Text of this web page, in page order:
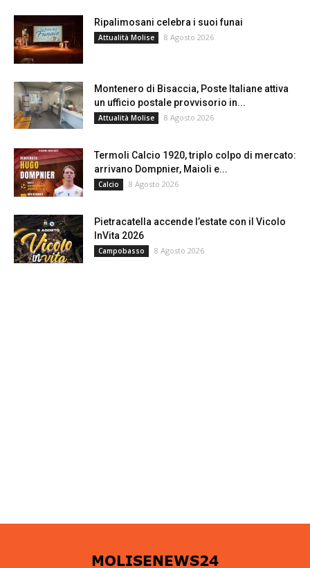
Ripalimosani celebra i suoi funai
Attualità Molise 8 Agosto 2026
Montenero di Bisaccia, Poste Italiane attiva
un ufficio postale provvisorio in...
Attualità Molise 8 Agosto 2026
Termoli Calcio 1920, triplo colpo di mercato:
arrivano Dompnier, Maioli e...
Calcio 8 Agosto 2026
Pietracatella accende l’estate con il Vicolo
InVita 2026
Campobasso 8 Agosto 2026